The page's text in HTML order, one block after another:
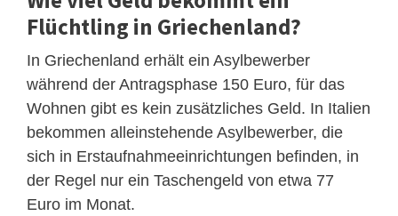
Flüchtling in Griechenland?
In Griechenland erhält ein Asylbewerber
während der Antragsphase 150 Euro, für das
Wohnen gibt es kein zusätzliches Geld. In Italien
bekommen alleinstehende Asylbewerber, die
sich in Erstaufnahmeeinrichtungen befinden, in
der Regel nur ein Taschengeld von etwa 77
Euro im Monat.